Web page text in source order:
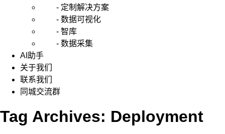
- 定制解决方案
- 数据可视化
- 智库
- 数据采集
AI助手
关于我们
联系我们
同城交流群
Tag Archives: Deployment